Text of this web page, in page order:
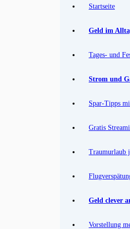
Startseite
Geld im
Tages- und
Strom und
Spar-Tipps
Gratis
Traumurlaub
Geld clever
Vorstellung